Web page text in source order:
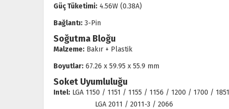
Güç Tüketimi: 4.56W (0.38A)
Bağlantı: 3-Pin
Soğutma Bloğu
Malzeme: Bakır + Plastik
Boyutlar: 67.26 x 59.95 x 55.9 mm
Soket Uyumluluğu
Intel: LGA 1150 / 1151 / 1155 / 1156 / 1200 / 1700 / 1851
LGA 2011 / 2011-3 / 2066